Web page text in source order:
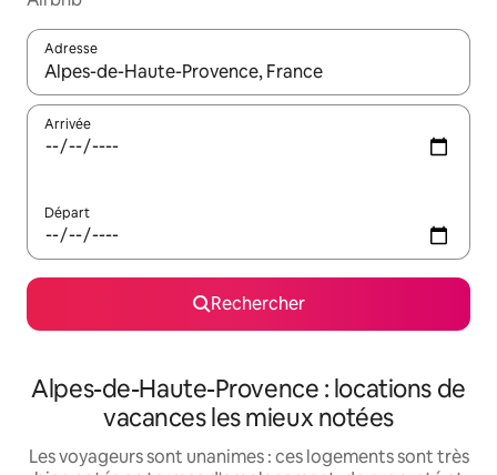
Adresse
Lorsque les résultats s'affichent, utilisez les flèches vers le
Arrivée
Départ
Rechercher
Alpes-de-Haute-Provence : locations de
vacances les mieux notées
Les voyageurs sont unanimes : ces logements sont très